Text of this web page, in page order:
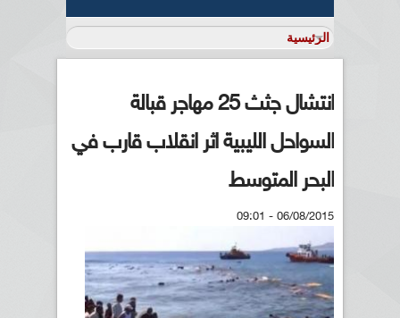
انتشال جثث 25 مهاجر قبالة
السواحل الليبية اثر انقلاب قارب في
البحر المتوسط
06/08/2015 - 09:01